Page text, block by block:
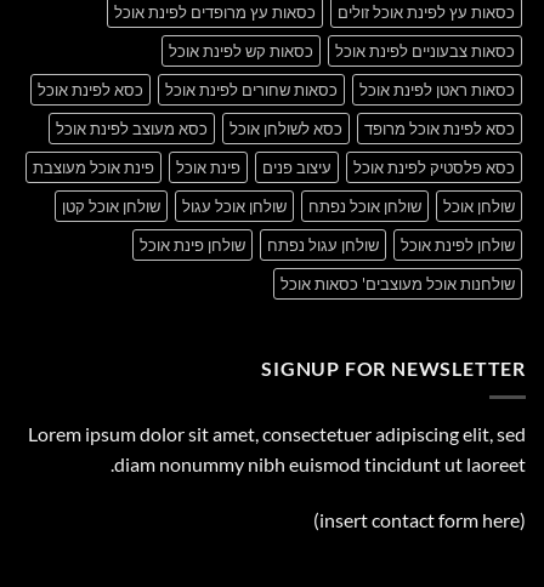
כסאות עץ לפינת אוכל זולים
כסאות עץ מרופדים לפינת אוכל
כסאות צבעוניים לפינת אוכל
כסאות קש לפינת אוכל
כסאות ראטן לפינת אוכל
כסאות שחורים לפינת אוכל
כסא לפינת אוכל
כסא לפינת אוכל מרופד
כסא לשולחן אוכל
כסא מעוצב לפינת אוכל
כסא פלסטיק לפינת אוכל
עיצוב פנים פינת אוכל
פינת אוכל מעוצבת
שולחן אוכל
שולחן אוכל נפתח שולחן אוכל עגול
שולחן אוכל קטן
שולחן לפינת אוכל
שולחן עגול נפתח
שולחן פינת אוכל
שולחנות אוכל מעוצבים' כסאות אוכל
SIGNUP FOR NEWSLETTER
Lorem ipsum dolor sit amet, consectetuer adipiscing elit, sed
diam nonummy nibh euismod tincidunt ut laoreet.
(insert contact form here)